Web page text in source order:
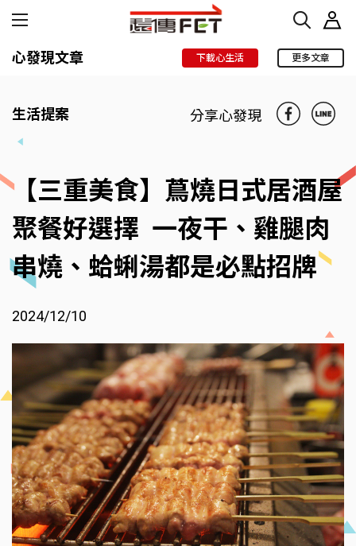
心發現文章 下載心生活 更多文章
生活提案 分享心發現
【三重美食】蔦燒日式居酒屋
聚餐好選擇 一夜干、雞腿肉
串燒、蛤蜊湯都是必點招牌
2024/12/10